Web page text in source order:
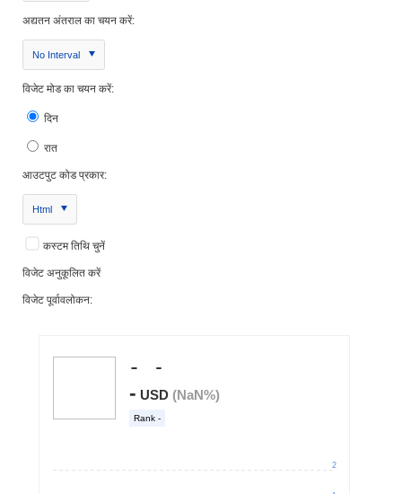
अद्यतन अंतराल का चयन करें:
No Interval
विजेट मोड का चयन करें:
दिन
रात
आउटपुट कोड प्रकार:
Html
कस्टम तिथि चुनें
विजेट अनुकूलित करें
विजेट पूर्वावलोकन: